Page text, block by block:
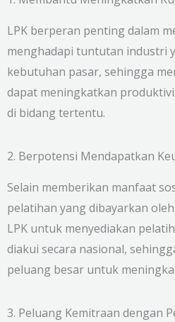
LPK berperan penting dalam
menghadapi tuntutan industri
kebutuhan pasar, sehingga
dapat meningkatkan
di bidang tertentu.
2. Berpotensi Mendapatkan
Selain memberikan manfaat
pelatihan yang dibayarkan
LPK untuk menyediakan
diakui secara nasional,
peluang besar untuk
3. Peluang Kemitraan dengan